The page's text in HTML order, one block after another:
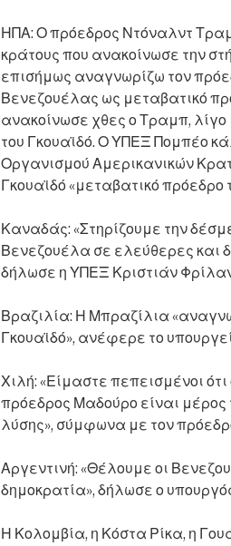
ΗΠΑ: Ο πρόεδρος Ντόναλντ
κράτους που ανακοίνωσε την
επισήμως αναγνωρίζω τον
Βενεζουέλας ως μεταβατικό
ανακοίνωσε χθες ο Τραμπ, λίγο
του Γκουαϊδό. Ο ΥΠΕΞ Πομπέο
Οργανισμού Αμερικανικών
Γκουαϊδό «μεταβατικό πρόεδρο
Καναδάς: «Στηρίζουμε την
Βενεζουέλα σε ελεύθερες και
δήλωσε η ΥΠΕΞ Κριστιάν
Βραζιλία: Η Μπραζίλια
Γκουαϊδό», ανέφερε το
Χιλή: «Είμαστε πεπεισμένοι
πρόεδρος Μαδούρο είναι μέρος
λύσης», σύμφωνα με τον
Αργεντινή: «Θέλουμε οι
δημοκρατία», δήλωσε ο
Η Κολομβία, η Κόστα Ρίκα, η